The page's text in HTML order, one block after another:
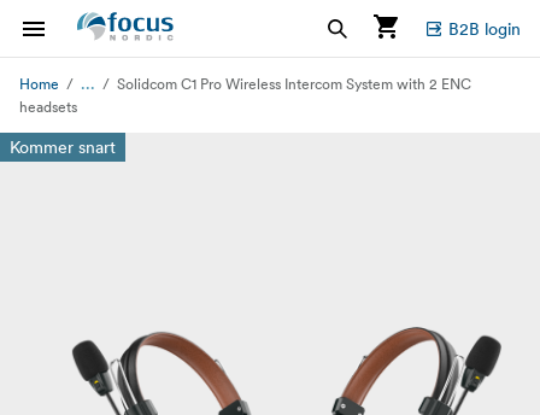
B2B login
Home ...
Solidcom C1 Pro Wireless Intercom System with 2 ENC
headsets
Kommer snart